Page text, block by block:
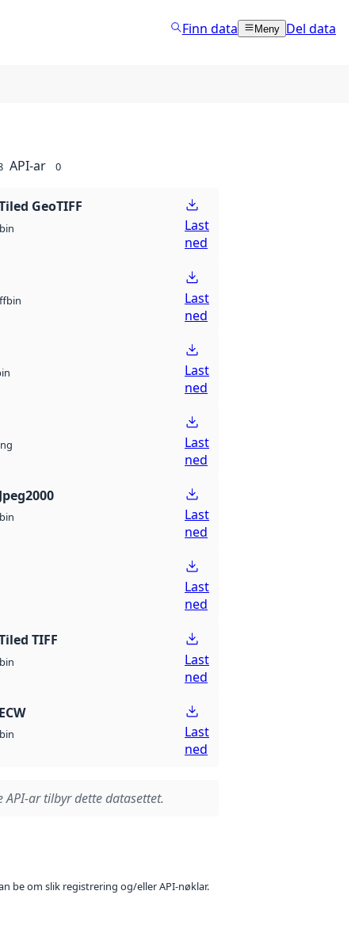
Finn data Meny Del data
API-ar 0
GeoTIFF
bin
Last
ned
bin
Last
ned
Last
ned
Last
ned
bin
Last
ned
Last
ned
TIFF
bin
Last
ned
bin
Last
ned
API-ar tilbyr dette datasettet.
be om slik registrering og/eller API-nøklar.